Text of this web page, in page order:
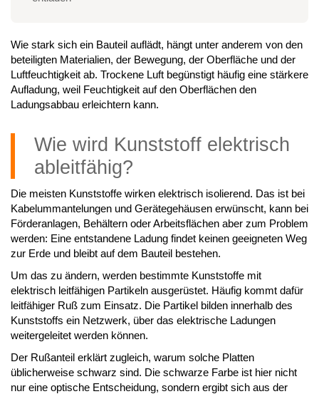
Wie stark sich ein Bauteil auflädt, hängt unter anderem von den
beteiligten Materialien, der Bewegung, der Oberfläche und der
Luftfeuchtigkeit ab. Trockene Luft begünstigt häufig eine stärkere
Aufladung, weil Feuchtigkeit auf den Oberflächen den
Ladungsabbau erleichtern kann.
Wie wird Kunststoff elektrisch
ableitfähig?
Die meisten Kunststoffe wirken elektrisch isolierend. Das ist bei
Kabelummantelungen und Gerätegehäusen erwünscht, kann bei
Förderanlagen, Behältern oder Arbeitsflächen aber zum Problem
werden: Eine entstandene Ladung findet keinen geeigneten Weg
zur Erde und bleibt auf dem Bauteil bestehen.
Um das zu ändern, werden bestimmte Kunststoffe mit
elektrisch leitfähigen Partikeln ausgerüstet. Häufig kommt dafür
leitfähiger Ruß zum Einsatz. Die Partikel bilden innerhalb des
Kunststoffs ein Netzwerk, über das elektrische Ladungen
weitergeleitet werden können.
Der Rußanteil erklärt zugleich, warum solche Platten
üblicherweise schwarz sind. Die schwarze Farbe ist hier nicht
nur eine optische Entscheidung, sondern ergibt sich aus der